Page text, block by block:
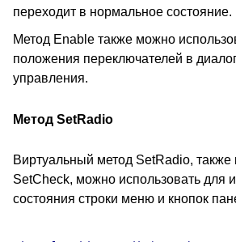
переходит в нормальное состояние.
Метод Enable также можно
положения переключателей в
управления.
Метод SetRadio
Виртуальный метод SetRadio, также
SetCheck, можно использовать для
состояния строки меню и кнопок